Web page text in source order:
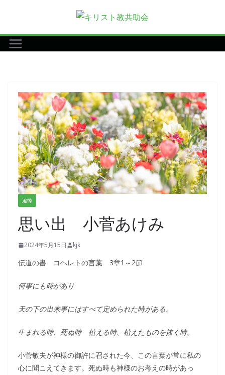
テ
ン
追悼
思い出 小菅あけみ
2024年5月15日 kjk
伝道の書 コヘレトの言葉 3章1～2節
何事にも時があり
天の下の出来事にはすべて定められた時がある。
生まれる時、死ぬ時 植える時、植えたものを抜く時。
小菅敏夫が神様の御許に召された今、この言葉が常に私の
心に聞こえてきます。死ぬ時も神様のお考えの時があっ